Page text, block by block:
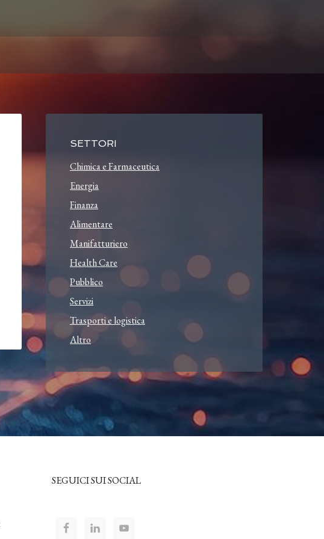
SETTORI
Chimica e Farmaceutica
Energia
Finanza
Alimentare
Manifatturiero
Health Care
Pubblico
Servizi
Trasporti e logistica
Altro
SEGUICI SUI SOCIAL